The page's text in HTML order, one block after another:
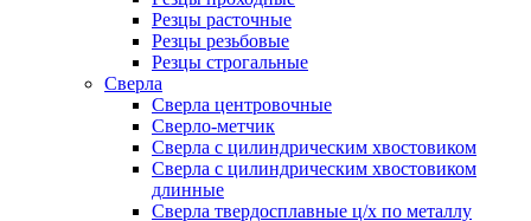
Резцы расточные
Резцы резьбовые
Резцы строгальные
Сверла
Сверла центровочные
Сверло-метчик
Сверла с цилиндрическим хвостовиком
Сверла с цилиндрическим хвостовиком
длинные
Сверла твердосплавные ц/х по металлу